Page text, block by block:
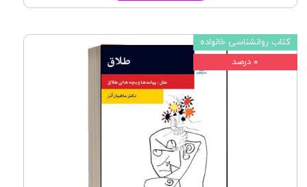
کتاب روانشناسی خانواده
۰ درصد